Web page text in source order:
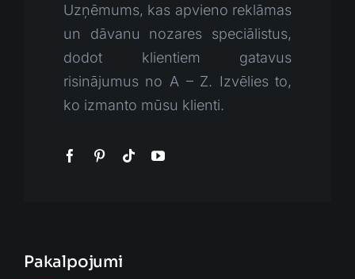
Uzņēmums, kas apvieno reklāmas
un dāvanu nozares speciālistus,
dodot klientiem gatavus
risinājumus no A – Z. Izvēlies to,
ko izmanto mūsu klienti.
Pakalpojumi